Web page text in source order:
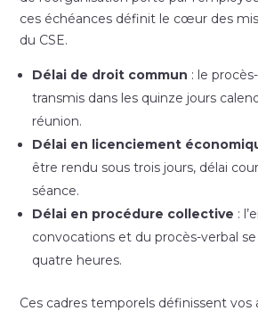
ces échéances définit le cœur des
du CSE.
Délai de droit commun : le
transmis dans les quinze jours
réunion.
Délai en licenciement
être rendu sous trois jours, délai
séance.
Délai en procédure collective :
convocations et du procès-verbal
quatre heures.
Ces cadres temporels définissent